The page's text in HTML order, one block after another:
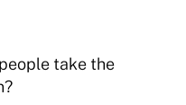
take the